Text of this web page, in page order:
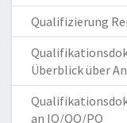
Qualifizierung
Überblick über
an IQ/OQ/PQ